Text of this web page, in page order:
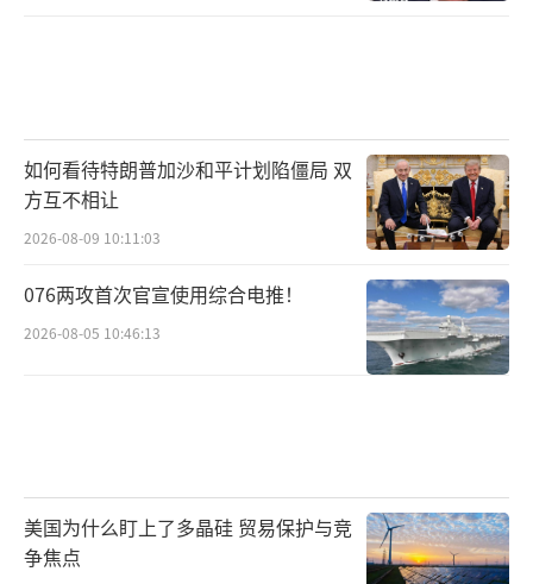
如何看待特朗普加沙和平计划陷僵局 双
方互不相让
2026-08-09 10:11:03
076两攻首次官宣使用综合电推！
2026-08-05 10:46:13
美国为什么盯上了多晶硅 贸易保护与竞
争焦点